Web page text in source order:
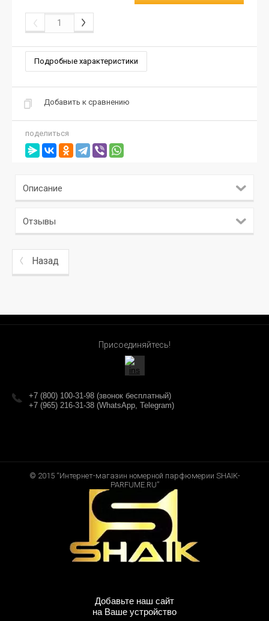
Подробные характеристики
Добавить к сравнению
поделиться
Описание
Отзывы
Назад
Присоединяйтесь!
+7 (800) 100-31-98 (звонок бесплатный)
+7 (965) 216-31-38 (WhatsApp, Telegram)
© 2015 “Интернет-магазин номерной парфюмерии SHAIK-
PARFUME.RU”
Добавьте наш сайт
на Ваше устройство